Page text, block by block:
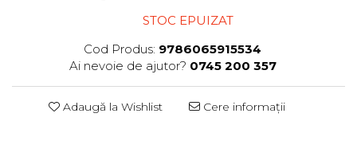
STOC EPUIZAT
Cod Produs: 9786065915534
Ai nevoie de ajutor? 0745 200 357
Adaugă la Wishlist Cere informații